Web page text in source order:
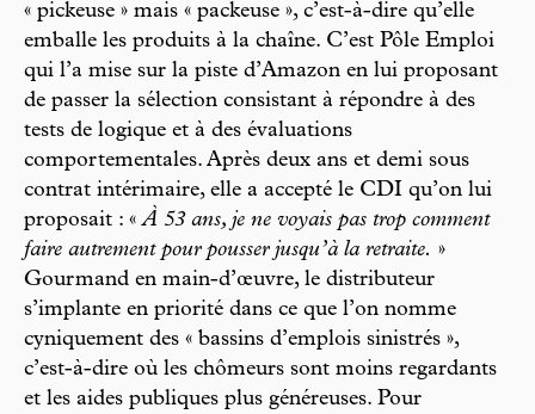
« pickeuse » mais « packeuse », c’est-à-dire qu’elle
emballe les produits à la chaîne. C’est Pôle Emploi
qui l’a mise sur la piste d’Amazon en lui proposant
de passer la sélection consistant à répondre à des
tests de logique et à des évaluations
comportementales. Après deux ans et demi sous
contrat intérimaire, elle a accepté le CDI qu’on lui
proposait : «À 53 ans, je ne voyais pas trop comment
faire autrement pour pousser jusqu’à la retraite. »
Gourmand en main-d’œuvre, le distributeur
s’implante en priorité dans ce que l’on nomme
cyniquement des « bassins d’emplois sinistrés »,
c’est-à-dire où les chômeurs sont moins regardants
et les aides publiques plus généreuses. Pour